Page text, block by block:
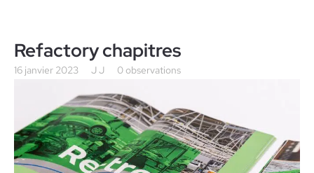
Refactory chapitres
16 janvier 2023 J J 0 observations